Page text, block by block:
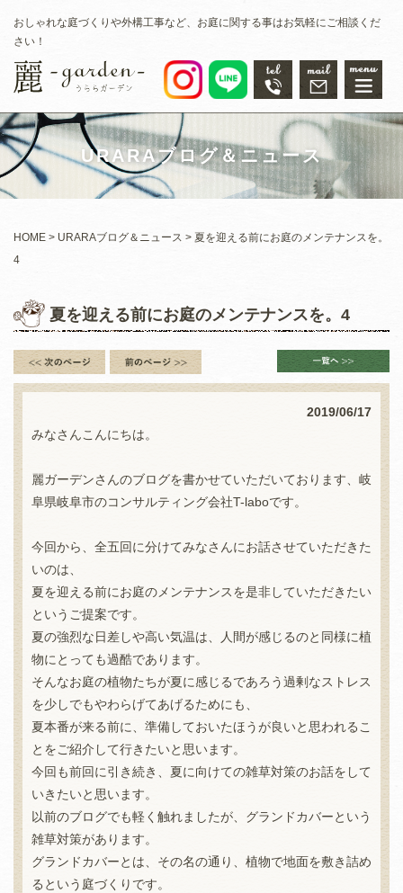
おしゃれな庭づくりや外構工事など、お庭に関する事はお気軽にご相談くだ
さい！
URARAブログ＆ニュース
HOME URARAブログ＆ニュース
夏を迎える前にお庭のメンテナンスを。
4
夏を迎える前にお庭のメンテナンスを。4
2019/06/17
みなさんこんにちは。
麗ガーデンさんのブログを書かせていただいております、岐
阜県岐阜市のコンサルティング会社T-laboです。
今回から、全五回に分けてみなさんにお話させていただきた
いのは、
夏を迎える前にお庭のメンテナンスを是非していただきたい
というご提案です。
夏の強烈な日差しや高い気温は、人間が感じるのと同様に植
物にとっても過酷であります。
そんなお庭の植物たちが夏に感じるであろう過剰なストレス
を少しでもやわらげてあげるためにも、
夏本番が来る前に、準備しておいたほうが良いと思われるこ
とをご紹介して行きたいと思います。
今回も前回に引き続き、夏に向けての雑草対策のお話をして
いきたいと思います。
以前のブログでも軽く触れましたが、グランドカバーという
雑草対策があります。
グランドカバーとは、その名の通り、植物で地面を敷き詰め
るという庭づくりです。